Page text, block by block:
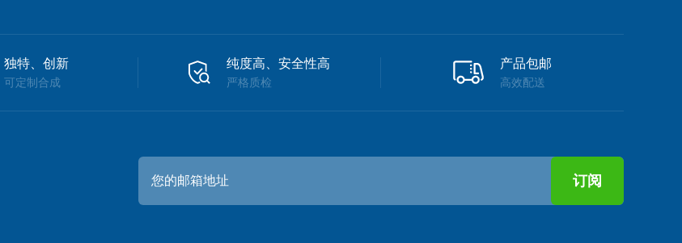
独特、创新
可定制合成
纯度高、安全性高
严格质检
产品包邮
高效配送